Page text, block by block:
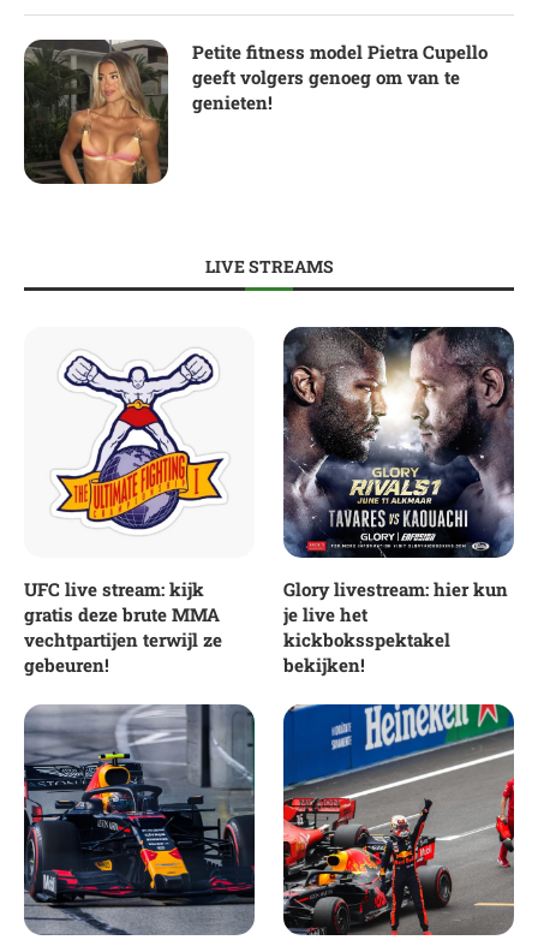
Petite fitness model Pietra Cupello
geeft volgers genoeg om van te
genieten!
LIVE STREAMS
UFC live stream: kijk
gratis deze brute MMA
vechtpartijen terwijl ze
gebeuren!
Glory livestream: hier kun
je live het
kickboksspektakel
bekijken!